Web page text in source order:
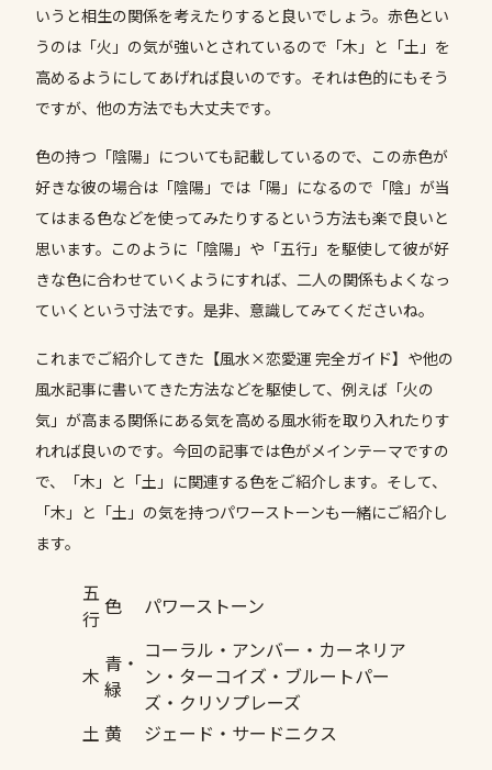
いうと相生の関係を考えたりすると良いでしょう。赤色とい
うのは「火」の気が強いとされているので「木」と「土」を
高めるようにしてあげれば良いのです。それは色的にもそう
ですが、他の方法でも大丈夫です。
色の持つ「陰陽」についても記載しているので、この赤色が
好きな彼の場合は「陰陽」では「陽」になるので「陰」が当
てはまる色などを使ってみたりするという方法も楽で良いと
思います。このように「陰陽」や「五行」を駆使して彼が好
きな色に合わせていくようにすれば、二人の関係もよくなっ
ていくという寸法です。是非、意識してみてくださいね。
これまでご紹介してきた【風水×恋愛運 完全ガイド】や他の
風水記事に書いてきた方法などを駆使して、例えば「火の
気」が高まる関係にある気を高める風水術を取り入れたりす
れれば良いのです。今回の記事では色がメインテーマですの
で、「木」と「土」に関連する色をご紹介します。そして、
「木」と「土」の気を持つパワーストーンも一緒にご紹介し
ます。
五
行色 パワーストーン
木 青・
緑
コーラル・アンバー・カーネリア
ン・ターコイズ・ブルートパー
ズ・クリソプレーズ
土 黄 ジェード・サードニクス